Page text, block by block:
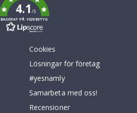
4.1/5
BASERAT PÅ 1029 BETYG
Cookies
Lösningar för företag
#yesnamly
Samarbeta med oss!
Recensioner